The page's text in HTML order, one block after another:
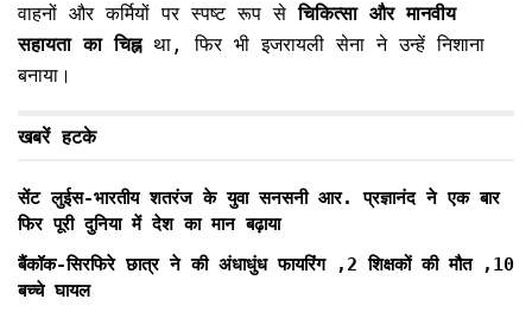
वाहनों और कर्मियों पर स्पष्ट रूप सेचिकित्सा और मानवीय
सहायता का चिह्नथा, फिर भी इजरायली सेना ने उन्हें निशाना
बनाया।
खबरें हटके
सेंट लुईस-भारतीय शतरंज के युवा सनसनी आर. प्रज्ञानंद ने एक बार
फिर पूरी दुनिया में देश का मान बढ़ाया
बैंकॉक-सिरफिरे छात्र ने की अंधाधुंध फायरिंग ,2 शिक्षकों की मौत ,10
बच्चे घायल